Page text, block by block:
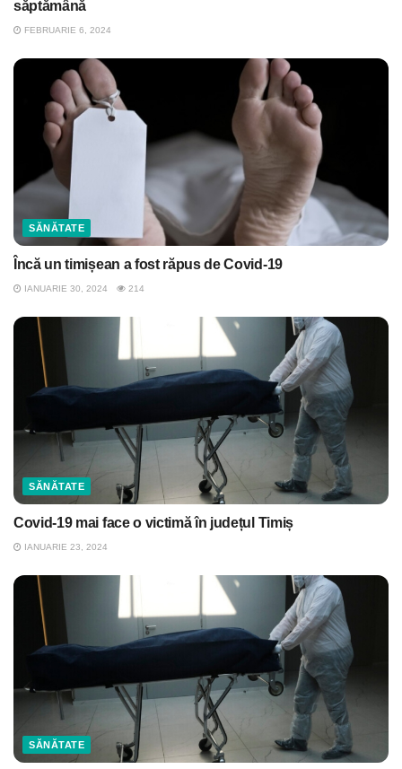
săptămână
FEBRUARIE 6, 2024
SĂNĂTATE
Încă un timișean a fost răpus de Covid-19
IANUARIE 30, 2024 214
SĂNĂTATE
Covid-19 mai face o victimă în județul Timiș
IANUARIE 23, 2024
SĂNĂTATE